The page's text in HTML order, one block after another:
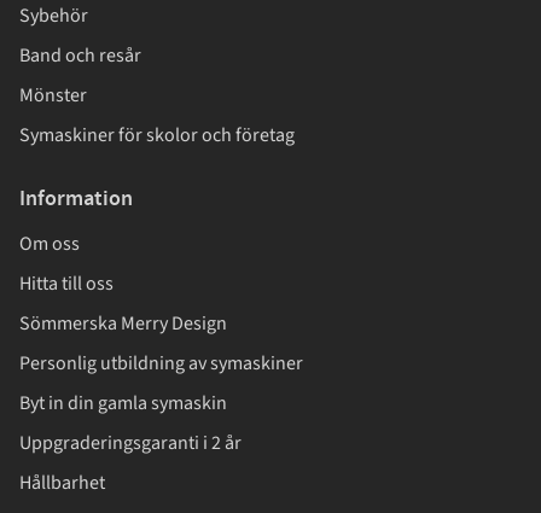
Sybehör
Band och resår
Mönster
Symaskiner för skolor och företag
Information
Om oss
Hitta till oss
Sömmerska Merry Design
Personlig utbildning av symaskiner
Byt in din gamla symaskin
Uppgraderingsgaranti i 2 år
Hållbarhet